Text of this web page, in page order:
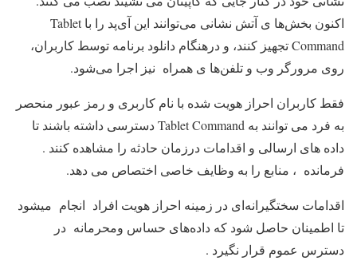
اکنون بخش‌ها ی آتش نشانی می‌توانند این آی‌پد را با Tablet
Command تجهیز کنند، و درهنگام دانلود برنامه توسط کاربران،
روی مرورگر وب و تلفن‌ها ی همراه نیز اجرا می‌شود.
فقط کاربران احراز هویت شده با نام کاربری و رمز عبور منحصر
به فرد می توانند به Tablet Command دسترسی داشته باشند تا
داده های ارسالی و اقدامات درزمان حادثه را مشاهده کنند .
فرمانده ، منابع را به وظایف خاصی اختصاص می دهد.
اقدامات سختگیرانه‌ای در زمینه احراز هویت افراد انجام میشود
تا اطمینان حاصل شود که داده‌های حساس ومحرمانه در
دسترس عموم قرار نگیرد .